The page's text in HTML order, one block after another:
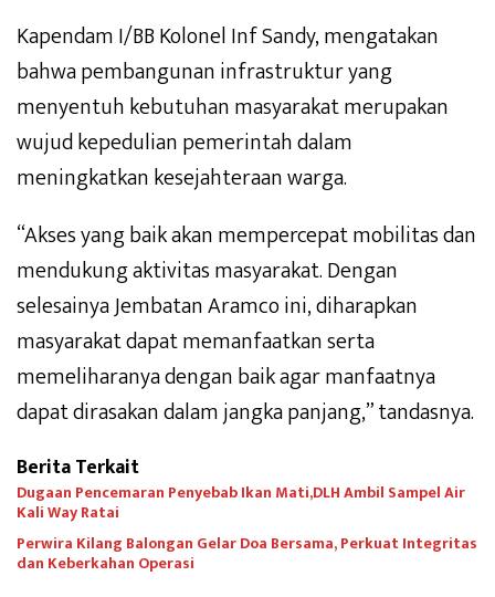
Kapendam I/BB Kolonel Inf Sandy, mengatakan
bahwa pembangunan infrastruktur yang
menyentuh kebutuhan masyarakat merupakan
wujud kepedulian pemerintah dalam
meningkatkan kesejahteraan warga.
“Akses yang baik akan mempercepat mobilitas dan
mendukung aktivitas masyarakat. Dengan
selesainya Jembatan Aramco ini, diharapkan
masyarakat dapat memanfaatkan serta
memeliharanya dengan baik agar manfaatnya
dapat dirasakan dalam jangka panjang,” tandasnya.
Berita Terkait
Dugaan Pencemaran Penyebab Ikan Mati,DLH Ambil Sampel Air
Kali Way Ratai
Perwira Kilang Balongan Gelar Doa Bersama, Perkuat Integritas
dan Keberkahan Operasi